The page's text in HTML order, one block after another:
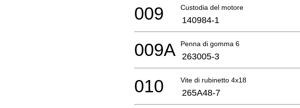
Custodia del motore
009 140984-1
Penna di gomma 6
009A 263005-3
Vite di rubinetto 4x18
010 265A48-7